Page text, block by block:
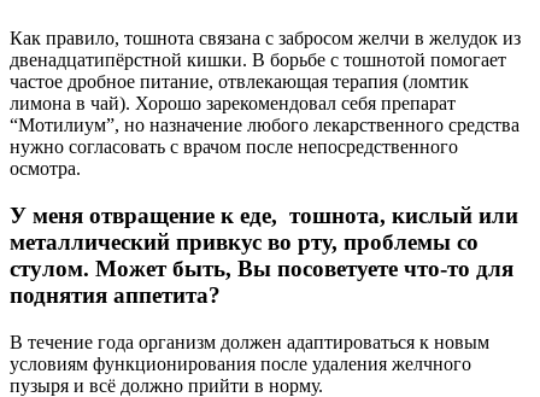
Как правило, тошнота связана с забросом желчи в желудок из
двенадцатипёрстной кишки. В борьбе с тошнотой помогает
частое дробное питание, отвлекающая терапия (ломтик
лимона в чай). Хорошо зарекомендовал себя препарат
“Мотилиум”, но назначение любого лекарственного средства
нужно согласовать с врачом после непосредственного
осмотра.
У меня отвращение к еде, тошнота, кислый или
металлический привкус во рту, проблемы со
стулом. Может быть, Вы посоветуете что-то для
поднятия аппетита?
В течение года организм должен адаптироваться к новым
условиям функционирования после удаления желчного
пузыря и всё должно прийти в норму.